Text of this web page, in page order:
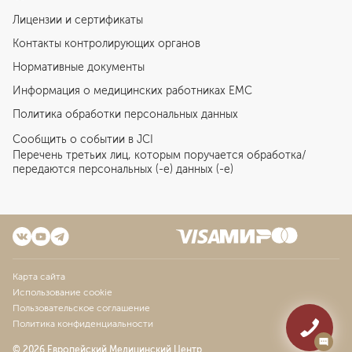
Лицензии и сертификаты
Контакты контролирующих органов
Нормативные документы
Информация о медицинских работниках EMC
Политика обработки персональных данных
Сообщить о событии в JCI
Перечень третьих лиц, которым поручается обработка/
передаются персональных (-е) данных (-е)
Карта сайта
Использование cookie
Пользовательское соглашение
Политика конфиденциальности
© 2026 Европейский Медицинский Центр